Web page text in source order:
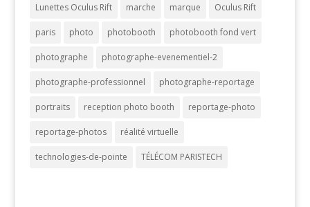
Lunettes Oculus Rift marche marque Oculus Rift
paris photo photobooth photobooth fond vert
photographe photographe-evenementiel-2
photographe-professionnel photographe-reportage
portraits reception photo booth reportage-photo
reportage-photos réalité virtuelle
technologies-de-pointe TÉLÉCOM PARISTECH